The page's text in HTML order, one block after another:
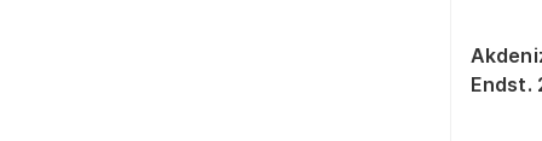
Endst.